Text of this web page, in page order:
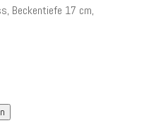
Beckentiefe 17 cm,